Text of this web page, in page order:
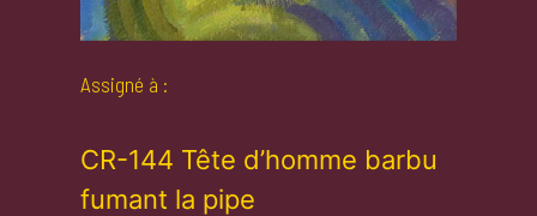
Assigné à :
CR-144 Tête d’homme barbu
fumant la pipe